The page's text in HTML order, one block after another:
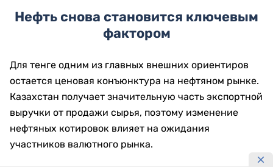
Нефть снова становится ключевым
фактором
Для тенге одним из главных внешних ориентиров
остается ценовая конъюнктура на нефтяном рынке.
Казахстан получает значительную часть экспортной
выручки от продажи сырья, поэтому изменение
нефтяных котировок влияет на ожидания
участников валютного рынка.